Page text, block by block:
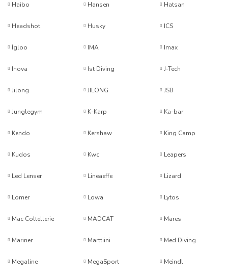
Haibo Hansen Hatsan
Headshot Husky ICS
İgloo IMA Imax
Inova Ist Diving J-Tech
Jilong JILONG JSB
Junglegym K-Karp Ka-bar
Kendo Kershaw King Camp
Kudos Kwc Leapers
Led Lenser Lineaeffe Lizard
Lomer Lowa Lytos
Mac Coltellerie MADCAT Mares
Mariner Marttiini Med Diving
Megaline MegaSport Meindl